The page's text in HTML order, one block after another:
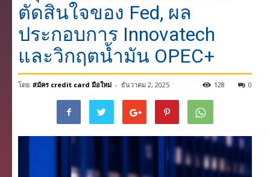
ตัดสินใจของ Fed, ผล
ประกอบการ Innovatech
และวิกฤตน้ำมัน OPEC+
โดย สมัคร credit card มือใหม่ - ธันวาคม 2, 2025 0
128